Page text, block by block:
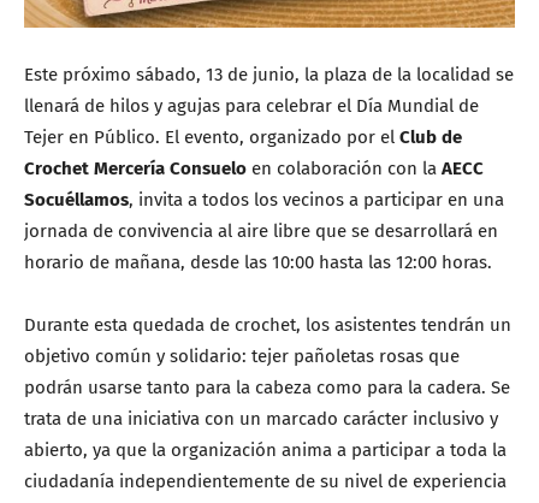
Este próximo sábado, 13 de junio, la plaza de la localidad se
llenará de hilos y agujas para celebrar el Día Mundial de
Tejer en Público. El evento, organizado por el Club de
Crochet Mercería Consuelo en colaboración con la AECC
Socuéllamos, invita a todos los vecinos a participar en una
jornada de convivencia al aire libre que se desarrollará en
horario de mañana, desde las 10:00 hasta las 12:00 horas.
Durante esta quedada de crochet, los asistentes tendrán un
objetivo común y solidario: tejer pañoletas rosas que
podrán usarse tanto para la cabeza como para la cadera. Se
trata de una iniciativa con un marcado carácter inclusivo y
abierto, ya que la organización anima a participar a toda la
ciudadanía independientemente de su nivel de experiencia